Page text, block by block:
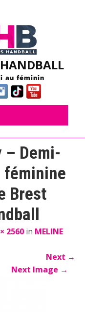
au féminin
– Demi-
féminine
Brest
2560 in MELINE
Next →
Next Image →